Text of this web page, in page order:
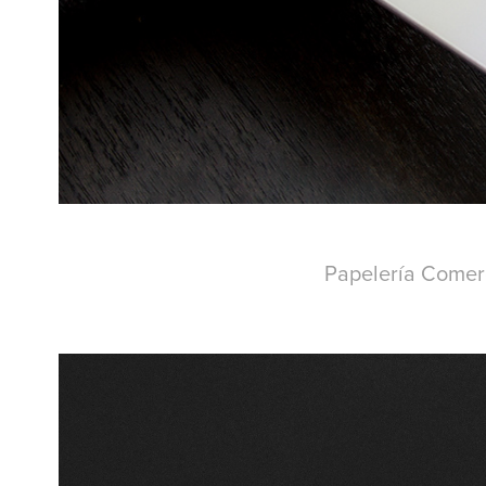
Papelería